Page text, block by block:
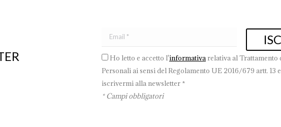
Ho letto e accetto l'informativa relativa al Trattamento
Personali ai sensi del Regolamento UE 2016/679 artt. 13
iscrivermi alla newsletter *
* Campi obbligatori